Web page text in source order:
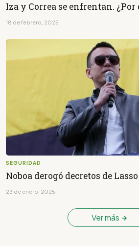
Iza y Correa se enfrentan. ¿Por
18 de febrero, 2025
SEGURIDAD
Noboa derogó decretos de
23 de enero, 2025
Ver más